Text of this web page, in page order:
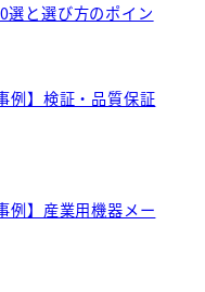
と選び方のポイン
例】検証・品質保証
例】産業用機器メー